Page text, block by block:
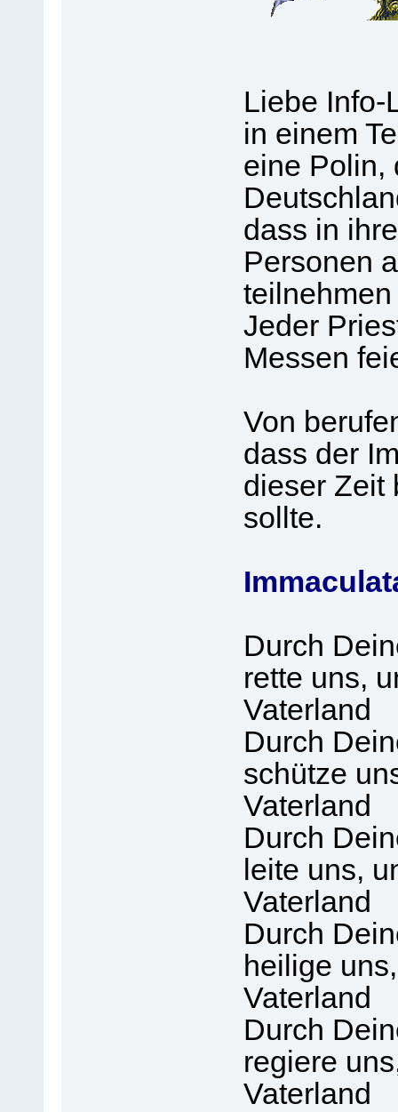
Liebe Info-
in einem
eine Polin,
dass in
Personen
Jeder
Messen
Von
dass der
dieser Zeit
sollte.
Durch
rette uns,
Vaterland
Durch
schütze
Vaterland
Durch
leite uns,
Vaterland
Durch
heilige
Vaterland
Durch
regiere
Vaterland